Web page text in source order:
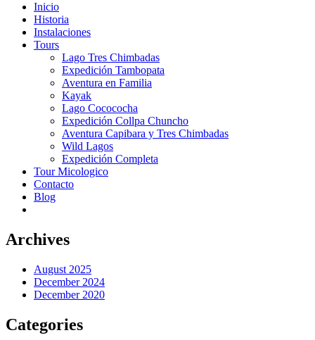
Inicio
Historia
Instalaciones
Tours
Lago Tres Chimbadas
Expedición Tambopata
Aventura en Familia
Kayak
Lago Cocococha
Expedición Collpa Chuncho
Aventura Capibara y Tres Chimbadas
Wild Lagos
Expedición Completa
Tour Micologico
Contacto
Blog
Archives
August 2025
December 2024
December 2020
Categories